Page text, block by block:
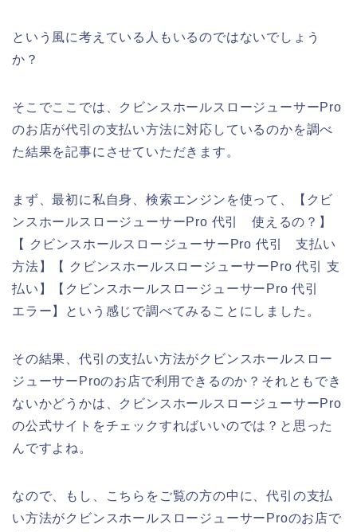
という風に考えている人もいるのではないでしょう
か？
そこでここでは、クビンスホールスロージューサーPro
のお店が代引の支払い方法に対応しているのかを調べ
た結果を記事にさせていただきます。
まず、最初に私自身、検索エンジンを使って、【クビ
ンスホールスロージューサーPro 代引 使えるの？】
【 クビンスホールスロージューサーPro 代引 支払い
方法】【 クビンスホールスロージューサーPro 代引 支
払い】【クビンスホールスロージューサーPro 代引
エラー】という感じで調べてみることにしました。
その結果、代引の支払い方法がクビンスホールスロー
ジューサーProのお店で利用できるのか？それともでき
ないかどうかは、クビンスホールスロージューサーPro
の公式サイトをチェックすればいいのでは？と思った
んですよね。
なので、もし、こちらをご覧の方の中に、代引の支払
い方法がクビンスホールスロージューサーProのお店で